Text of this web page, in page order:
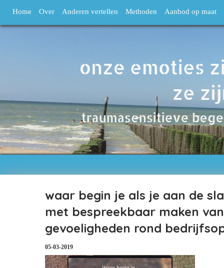
Home Over Anderen vertellen Methoden Aanbod op maat
waar begin je als je aan de
met bespreekbaar maken van
gevoeligheden rond
05-03-2019